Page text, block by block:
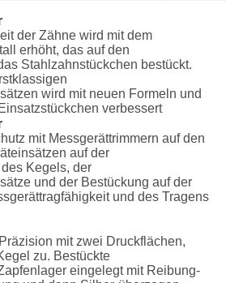
der Zähne wird mit dem
erhöht, das auf den
Stahlzahnstückchen bestückt.
wird mit neuen Formeln und
verbessert
mit Messgerättrimmern auf den
auf der
Kegels, der
und der Bestückung auf der
und des Tragens
mit zwei Druckflächen,
zu. Bestückte
eingelegt mit Reibung-